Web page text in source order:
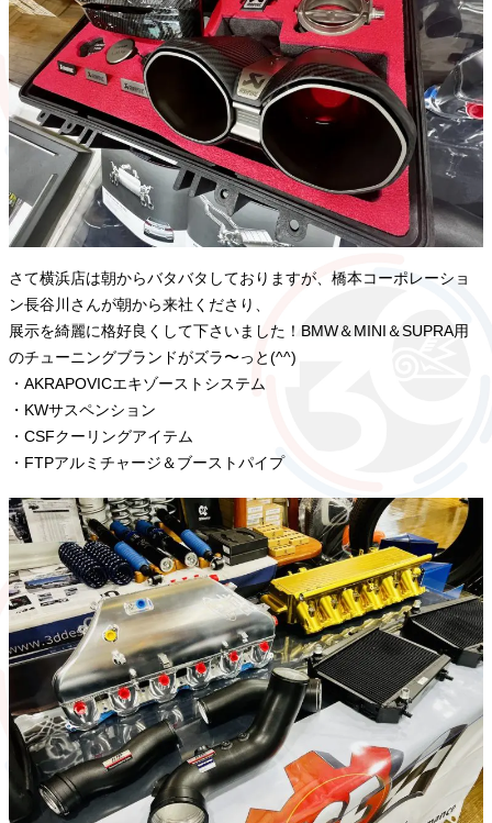
さて横浜店は朝からバタバタしておりますが、橋本コーポレーショ
ン長谷川さんが朝から来社くださり、
展示を綺麗に格好良くして下さいました！BMW＆MINI＆SUPRA用
のチューニングブランドがズラ〜っと(^^)
・AKRAPOVICエキゾーストシステム
・KWサスペンション
・CSFクーリングアイテム
・FTPアルミチャージ＆ブーストパイプ